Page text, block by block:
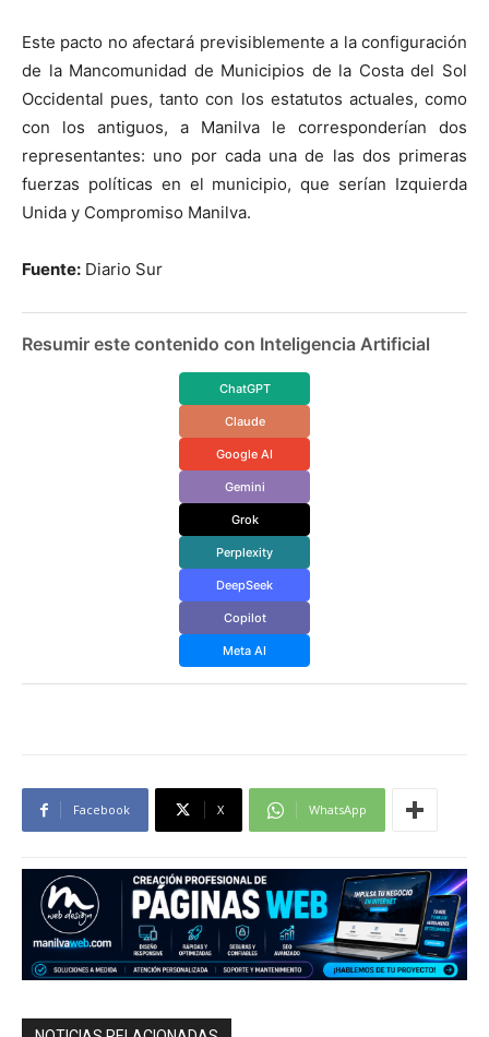
Este pacto no afectará previsiblemente a la configuración
de la Mancomunidad de Municipios de la Costa del Sol
Occidental pues, tanto con los estatutos actuales, como
con los antiguos, a Manilva le corresponderían dos
representantes: uno por cada una de las dos primeras
fuerzas políticas en el municipio, que serían Izquierda
Unida y Compromiso Manilva.
Fuente: Diario Sur
Resumir este contenido con Inteligencia Artificial
ChatGPT
Claude
Google AI
Gemini
Grok
Perplexity
DeepSeek
Copilot
Meta AI
Facebook X WhatsApp